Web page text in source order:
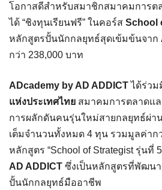
โอกาสดีสำหรับสมาชิกสมาคมการต
ได้ “ชิงทุนเรียนฟรี” ในคอร์ส School
หลักสูตรปั้นนักกลยุทธ์สุดเข้มข้นจาก
กว่า 238,000 บาท
ADcademy by AD ADDICTได้ร่วม
แห่งประเทศไทย สมาคมการตลาดแ
การผลักดันคนรุ่นใหม่สายกลยุทธ์ผ่า
เต็มจำนวนทั้งหมด 4 ทุน รวมมูลค่าก
หลักสูตร “School of Strategist รุ่นที่
AD ADDICT ซึ่งเป็นหลักสูตรที่พัฒน
ปั้นนักกลยุทธ์มืออาชีพ